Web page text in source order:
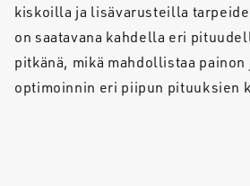
kiskoilla ja lisävarusteilla
on saatavana kahdella eri
pitkänä, mikä mahdollistaa painon
optimoinnin eri piipun pituuksien